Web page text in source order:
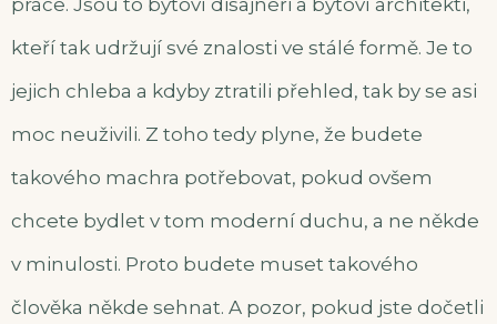
kteří tak udržují své znalosti ve stálé formě. Je to
jejich chleba a kdyby ztratili přehled, tak by se asi
moc neuživili. Z toho tedy plyne, že budete
takového machra potřebovat, pokud ovšem
chcete bydlet v tom moderní duchu, a ne někde
v minulosti. Proto budete muset takového
člověka někde sehnat. A pozor, pokud jste dočetli